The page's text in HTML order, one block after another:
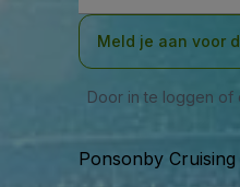
Meld je aan voor
Door in te loggen of
Ponsonby Cruising